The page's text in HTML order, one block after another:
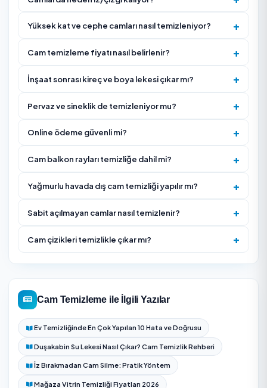
varsa fotoğrafla gösterin.
Panjur, sineklik ve doğrama iç kanallarının dahil olup
Yüksek dış cephe işlerinde hava durumu ve güvenli
koşulları için alternatif tarih planlayın.
Hizmet Nasıl İşliyor?
değerlendirilerek teklif verilir.
Kaba toz, örümcek ağı ve gevşek kir kuru olarak
kenar ve köşeler kontrol edilir.
sonra teslim edilir.
Erişim riski olan camlar için merdiven, teleskopik
veya iple erişim ihtiyacı belirlenir.